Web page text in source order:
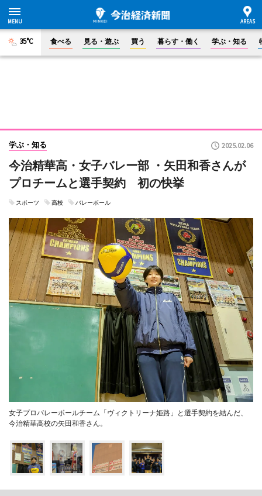
35°C 食べる 見る・遊ぶ 買う 暮らす・働く 学ぶ・知る
学ぶ・知る 2025.02.06
今治精華高・女子バレー部 ・矢田和香さんが
プロチームと選手契約 初の快挙
スポーツ 高校 バレーボール
女子プロバレーボールチーム「ヴィクトリーナ姫路」と選手契約を結んだ、
今治精華高校の矢田和香さん。